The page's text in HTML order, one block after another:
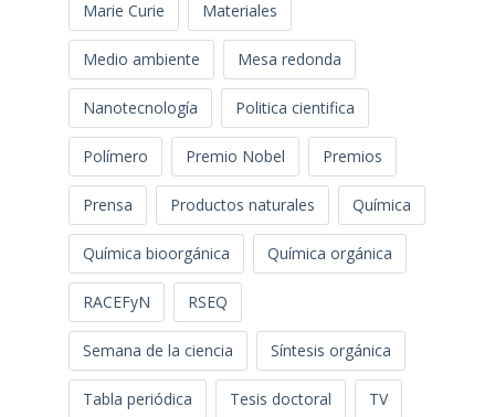
Marie Curie Materiales
Medio ambiente Mesa redonda
Nanotecnología Politica cientifica
Polímero Premio Nobel Premios
Prensa Productos naturales Química
Química bioorgánica Química orgánica
RACEFyN RSEQ
Semana de la ciencia Síntesis orgánica
Tabla periódica Tesis doctoral TV